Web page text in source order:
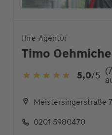
Ihre Agentur
Timo
5,0/5
5,0
5
SternenMeistersingerstraße
0201 5980470